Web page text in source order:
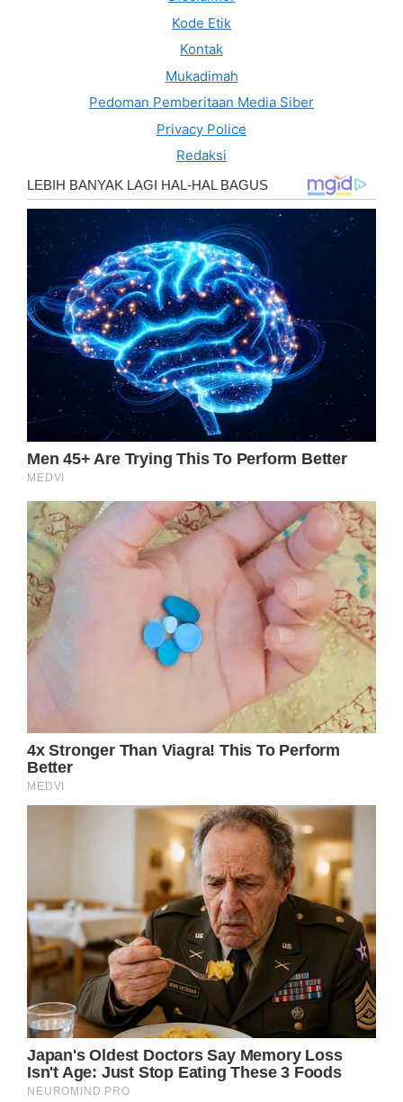
Kode Etik
Kontak
Mukadimah
Pedoman Pemberitaan Media Siber
Privacy Police
Redaksi